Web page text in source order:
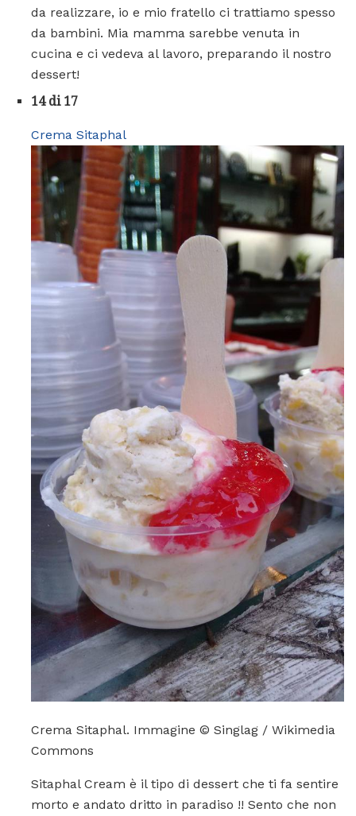
da realizzare, io e mio fratello ci trattiamo spesso
da bambini. Mia mamma sarebbe venuta in
cucina e ci vedeva al lavoro, preparando il nostro
dessert!
14 di 17
Crema Sitaphal
Crema Sitaphal. Immagine © Singlag / Wikimedia
Commons
Sitaphal Cream è il tipo di dessert che ti fa sentire
morto e andato dritto in paradiso !! Sento che non